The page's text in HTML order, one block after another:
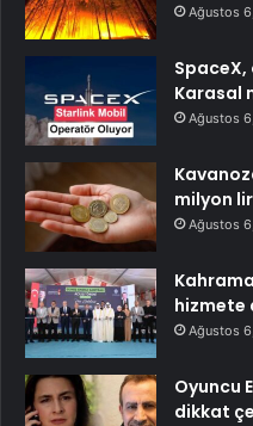
Ağustos
Karasal
Ağustos
milyon
Ağustos
hizmete
Ağustos
Oyuncu
dikkat